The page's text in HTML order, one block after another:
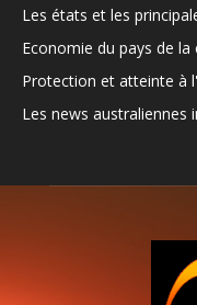
Les états et les
Economie du pays de la
Protection et atteinte à
Les news australiennes